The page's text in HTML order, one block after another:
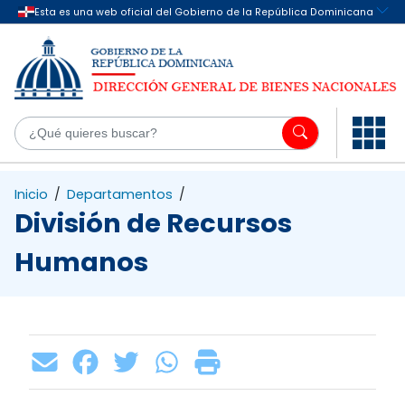
Saltar al contenido principal
Inicio / Departamentos /
División de Recursos
Humanos